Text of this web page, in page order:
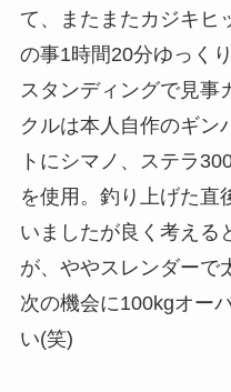
て、またまたカジキヒ
の事1時間20分ゆっく
スタンディングで見事
クルは本人自作のギン
トにシマノ、ステラ
を使用。釣り上げた直
いましたが良く考える
が、ややスレンダーで
次の機会に100kgオー
い(笑)